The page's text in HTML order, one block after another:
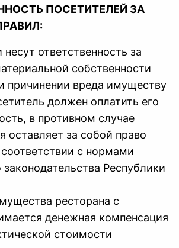
ПОСЕТИТЕЛЕЙ ЗА
несут ответственность за
собственности
причинении вреда имуществу
должен оплатить его
в противном случае
оставляет за собой право
с нормами
Республики
ресторана с
денежная компенсация
стоимости